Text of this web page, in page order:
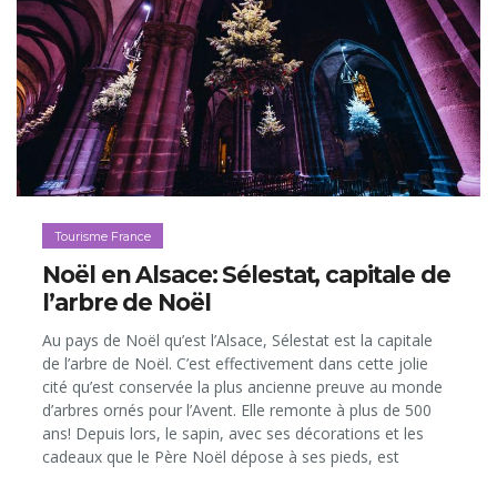
Tourisme France
Noël en Alsace: Sélestat, capitale de
l’arbre de Noël
Au pays de Noël qu’est l’Alsace, Sélestat est la capitale
de l’arbre de Noël. C’est effectivement dans cette jolie
cité qu’est conservée la plus ancienne preuve au monde
d’arbres ornés pour l’Avent. Elle remonte à plus de 500
ans! Depuis lors, le sapin, avec ses décorations et les
cadeaux que le Père Noël dépose à ses pieds, est